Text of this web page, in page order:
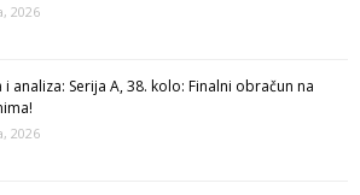
2026
i analiza: Serija A, 38. kolo: Finalni obračun na
2026